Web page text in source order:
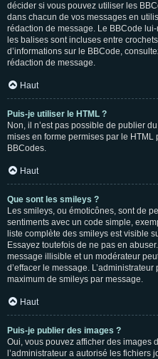
décider si vous pouvez utiliser les
dans chacun de vos messages en
rédaction de message. Le BBCode
les balises sont incluses entre
d’informations sur le BBCode,
rédaction de message.
Haut
Puis-je utiliser le HTML ?
Non, il n’est pas possible de publier
mises en forme permises par le
BBCodes.
Haut
Que sont les smileys ?
Les smileys, ou émoticônes, sont de
sentiments avec un code simple,
liste complète des smileys est visible
Essayez toutefois de ne pas en
message illisible et un modérateur
d’effacer le message.
maximum de smileys par message.
Haut
Puis-je publier des images ?
Oui, vous pouvez afficher des images
l’administrateur a autorisé les fichiers